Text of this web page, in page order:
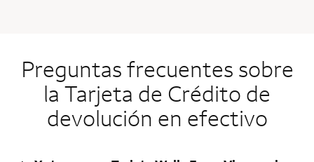
Preguntas frecuentes sobre
la Tarjeta de Crédito de
devolución en efectivo